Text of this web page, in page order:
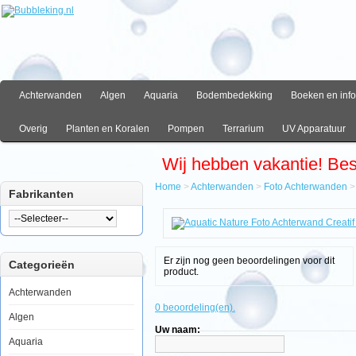
Achterwanden Algen Aquaria Bodembedekking Boeken en info
Overig Planten en Koralen Pompen Terrarium UV Apparatuur
Wij hebben vakantie!
Fabrikanten
Categorieën
Achterwanden
Algen
Aquaria
Achterwanden
Foto
Aquatic
Nature
Achterwand
Creatif
x
Home > Achterwanden > Foto Achterwanden >
Er zijn nog geen beoordelingen voor dit
product.
0 beoordeling(en).
Uw naam: